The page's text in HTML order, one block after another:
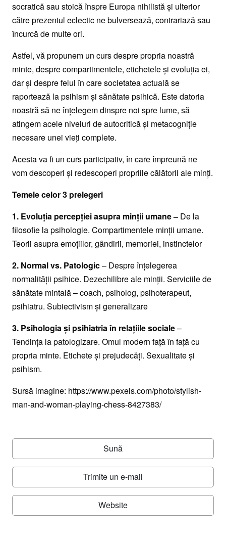
socratică sau stoică înspre Europa nihilistă şi ulterior
către prezentul eclectic ne bulversează, contrariază sau
încurcă de multe ori.
Astfel, vă propunem un curs despre propria noastră
minte, despre compartimentele, etichetele şi evoluţia ei,
dar şi despre felul în care societatea actuală se
raportează la psihism şi sănătate psihică. Este datoria
noastră să ne înţelegem dinspre noi spre lume, să
atingem acele niveluri de autocritică şi metacogniţie
necesare unei vieţi complete.
Acesta va fi un curs participativ, în care împreună ne
vom descoperi şi redescoperi propriile călătorii ale minţi.
Temele celor 3 prelegeri
1. Evoluţia percepţiei asupra minţii umane – De la
filosofie la psihologie. Compartimentele minţii umane.
Teorii asupra emoţiilor, gândirii, memoriei, instinctelor
2. Normal vs. Patologic– Despre înţelegerea
normalităţii psihice. Dezechilibre ale minţii. Serviciile de
sănătate mintală – coach, psiholog, psihoterapeut,
psihiatru. Subiectivism şi generalizare
3. Psihologia şi psihiatria în relaţiile sociale–
Tendinţa la patologizare. Omul modern faţă în faţă cu
propria minte. Etichete şi prejudecăţi. Sexualitate şi
psihism.
Sursă imagine: https://www.pexels.com/photo/stylish-
man-and-woman-playing-chess-8427383/
Sună
Trimite un e-mail
Website